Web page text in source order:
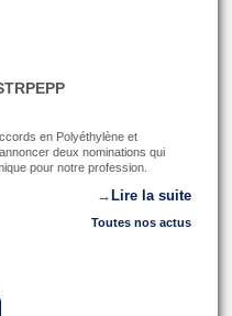
en Polyéthylène et
deux nominations qui
pour notre profession.
Lire la suite
→
Toutes nos actus